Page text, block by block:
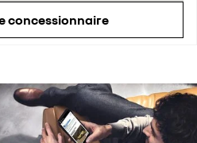
concessionnaire